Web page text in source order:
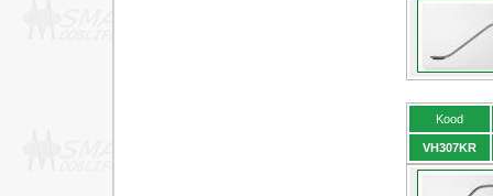
Kood
VH307KR